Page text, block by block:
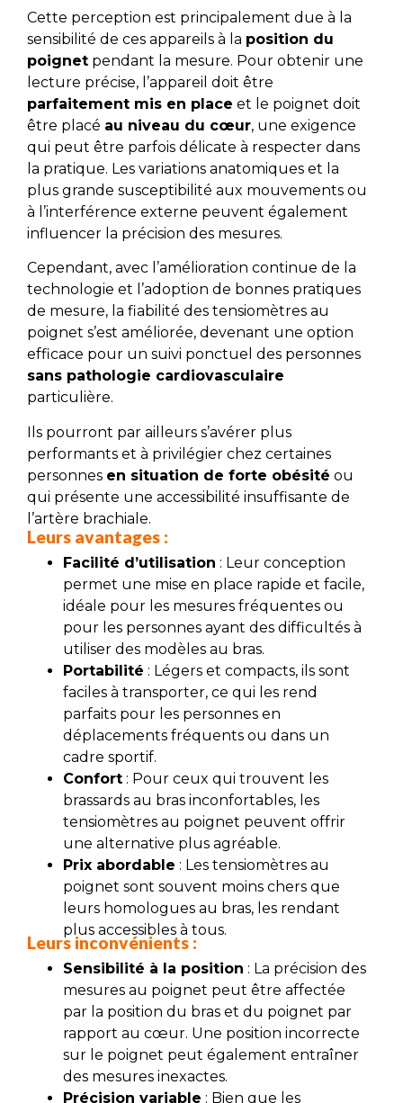
Cette perception est principalement due à la
sensibilité de ces appareils à la position du
poignet pendant la mesure. Pour obtenir une
lecture précise, l’appareil doit être
parfaitement mis en place et le poignet doit
être placé au niveau du cœur, une exigence
qui peut être parfois délicate à respecter dans
la pratique. Les variations anatomiques et la
plus grande susceptibilité aux mouvements ou
à l’interférence externe peuvent également
influencer la précision des mesures.
Cependant, avec l’amélioration continue de la
technologie et l’adoption de bonnes pratiques
de mesure, la fiabilité des tensiomètres au
poignet s’est améliorée, devenant une option
efficace pour un suivi ponctuel des personnes
sans pathologie cardiovasculaire
particulière.
Ils pourront par ailleurs s’avérer plus
performants et à privilégier chez certaines
personnes en situation de forte obésité ou
qui présente une accessibilité insuffisante de
l’artère brachiale.
Leurs avantages :
Facilité d’utilisation : Leur conception
permet une mise en place rapide et facile,
idéale pour les mesures fréquentes ou
pour les personnes ayant des difficultés à
utiliser des modèles au bras.
Portabilité : Légers et compacts, ils sont
faciles à transporter, ce qui les rend
parfaits pour les personnes en
déplacements fréquents ou dans un
cadre sportif.
Confort : Pour ceux qui trouvent les
brassards au bras inconfortables, les
tensiomètres au poignet peuvent offrir
une alternative plus agréable.
Prix abordable : Les tensiomètres au
poignet sont souvent moins chers que
leurs homologues au bras, les rendant
plus accessibles à tous.
Leurs inconvénients :
Sensibilité à la position : La précision des
mesures au poignet peut être affectée
par la position du bras et du poignet par
rapport au cœur. Une position incorrecte
sur le poignet peut également entraîner
des mesures inexactes.
Précision variable : Bien que les